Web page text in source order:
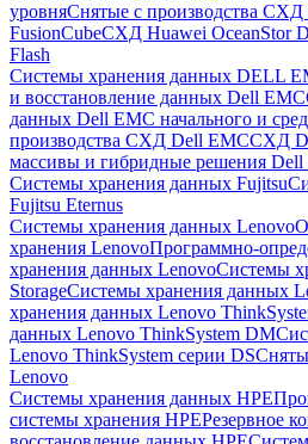
уровняСнятые с производства СХД
FusionCubeСХД Huawei OceanStor
Flash
Системы хранения данных DELL
и восстановление данных Dell EMC
данных Dell EMC начального и
производства СХД Dell EMCСХД
массивы и гибридные решения Dell
Системы хранения данных Fujitsu
Fujitsu Eternus
Системы хранения данных Lenovo
хранения LenovoПрограммно-
хранения данных LenovoСистемы
StorageСистемы хранения данных
хранения данных Lenovo
данных Lenovo ThinkSystem DM
Lenovo ThinkSystem серии DS
Lenovo
Системы хранения данных HPE
системы хранения HPEРезервное